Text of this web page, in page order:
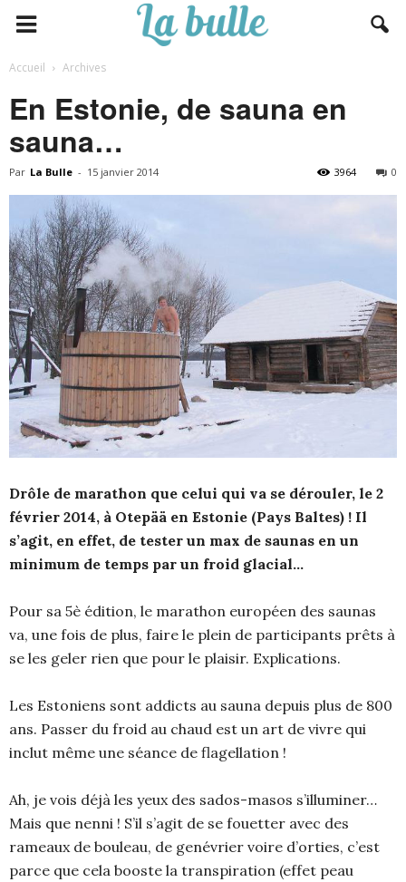
Accueil Archives
En Estonie, de sauna en
sauna…
Par La Bulle - 15 janvier 2014 0
3964
Drôle de marathon que celui qui va se dérouler, le 2
février 2014, à Otepää en Estonie (Pays Baltes) ! Il
s’agit, en effet, de tester un max de saunas en un
minimum de temps par un froid glacial…
Pour sa 5è édition, le marathon européen des saunas
va, une fois de plus, faire le plein de participants prêts à
se les geler rien que pour le plaisir. Explications.
Les Estoniens sont addicts au sauna depuis plus de 800
ans. Passer du froid au chaud est un art de vivre qui
inclut même une séance de flagellation !
Ah, je vois déjà les yeux des sados-masos s’illuminer…
Mais que nenni ! S’il s’agit de se fouetter avec des
rameaux de bouleau, de genévrier voire d’orties, c’est
parce que cela booste la transpiration (effet peau